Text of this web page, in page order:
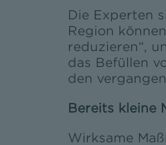
Die Experten
Region
reduzieren“,
das Befüllen
den
Bereits kleine
Wirksame